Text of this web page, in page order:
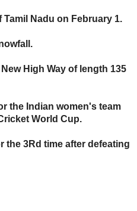
Nadu on February 1.
High Way of length 135
the Indian women's team
World Cup.
the 3Rd time after defeating